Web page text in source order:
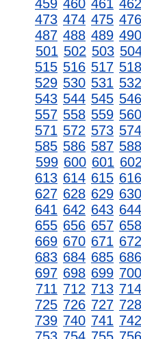
459 460 461 462
473 474 475 476
487 488 489 490
501 502 503
515 516 517 518
529 530 531 532
543 544 545 546
557 558 559 560
571 572 573 574
585 586 587 588
599 600 601 602
613 614 615 616
627 628 629 630
641 642 643 644
655 656 657 658
669 670 671 672
683 684 685 686
697 698 699 700
711 712 713 714
725 726 727 728
739 740 741 742